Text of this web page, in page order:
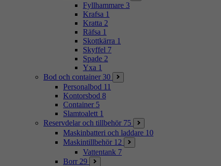
Fyllhammare 3
Krafsa 1
Kratta 2
Räfsa 1
Skottkärra 1
Skyffel 7
Spade 2
Yxa 1
Bod och container 30
Personalbod 11
Kontorsbod 8
Container 5
Slamtoalett 1
Reservdelar och tillbehör 75
Maskinbatteri och laddare 10
Maskintillbehör 12
Vattentank 7
Borr 29